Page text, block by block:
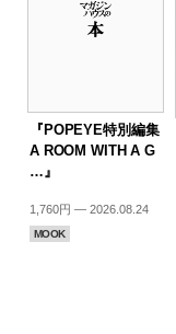
『POPEYE特別編集
A ROOM WITH A G
…』
1,760円 — 2026.08.24
MOOK